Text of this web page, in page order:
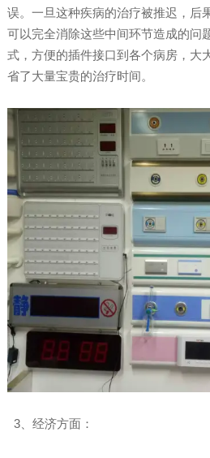
误。一旦这种疾病的治疗被推迟，后
可以完全消除这些中间环节造成的问
式，方便的插件接口到各个病房，大
省了大量宝贵的治疗时间。
3、经济方面：